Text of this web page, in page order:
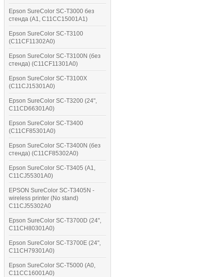
Epson SureColor SC-T3000 без
стенда (A1, C11CC15001A1)
Epson SureColor SC-T3100
(C11CF11302A0)
Epson SureColor SC-T3100N (без
стенда) (C11CF11301A0)
Epson SureColor SC-T3100X
(C11CJ15301A0)
Epson SureColor SC-T3200 (24",
C11CD66301A0)
Epson SureColor SC-T3400
(C11CF85301A0)
Epson SureColor SC-T3400N (без
стенда) (C11CF85302A0)
Epson SureColor SC-T3405 (A1,
C11CJ55301A0)
EPSON SureColor SC-T3405N -
wireless printer (No stand)
C11CJ55302A0
Epson SureColor SC-T3700D (24",
C11CH80301A0)
Epson SureColor SC-T3700E (24",
C11CH79301A0)
Epson SureColor SC-T5000 (A0,
C11CC16001A0)